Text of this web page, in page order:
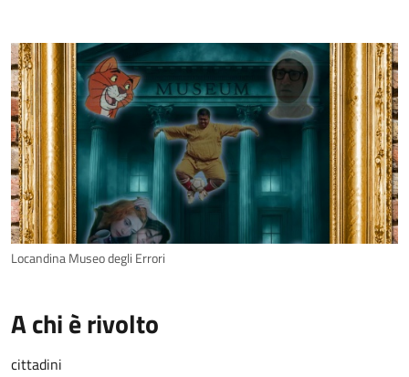
Locandina Museo degli Errori
A chi è rivolto
cittadini